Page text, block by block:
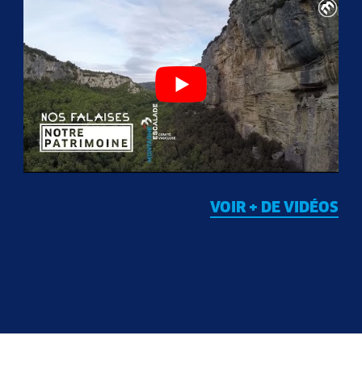
VOIR + DE VIDÉOS